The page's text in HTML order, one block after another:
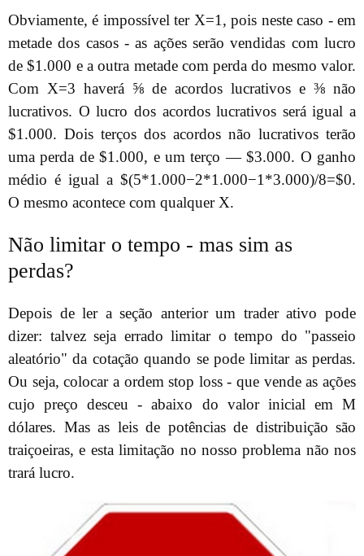
Obviamente, é impossível ter X=1, pois neste caso - em
metade dos casos - as ações serão vendidas com lucro
de $1.000 e a outra metade com perda do mesmo valor.
Com X=3 haverá ⅝ de acordos lucrativos e ⅜ não
lucrativos. O lucro dos acordos lucrativos será igual a
$1.000. Dois terços dos acordos não lucrativos terão
uma perda de $1.000, e um terço — $3.000. O ganho
médio é igual a $(5*1.000−2*1.000−1*3.000)/8=$0.
O mesmo acontece com qualquer X.
Não limitar o tempo - mas sim as
perdas?
Depois de ler a seção anterior um trader ativo pode
dizer: talvez seja errado limitar o tempo do "passeio
aleatório" da cotação quando se pode limitar as perdas.
Ou seja, colocar a ordem stop loss - que vende as ações
cujo preço desceu - abaixo do valor inicial em M
dólares. Mas as leis de potências de distribuição são
traiçoeiras, e esta limitação no nosso problema não nos
trará lucro.